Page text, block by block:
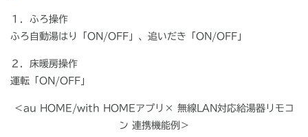
１．ふろ操作
ふろ自動湯はり「 ON/OFF 」、追いだき「 ON/OFF 」
２．床暖房操作
運転「ON/OFF」
＜au HOME/with HOMEアプリ× 無線LAN対応給湯器リモコ
ン 連携機能例＞